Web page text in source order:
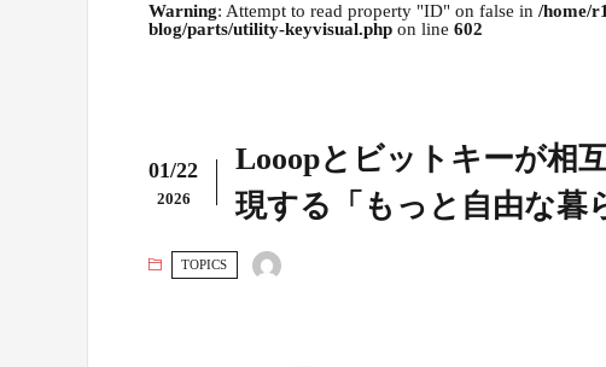
Warning: Attempt to read property "ID" on false in /home/
blog/parts/utility-keyvisual.php on line 602
01/22
2026
Looopとビットキーが相
現する「もっと自由な暮
TOPICS